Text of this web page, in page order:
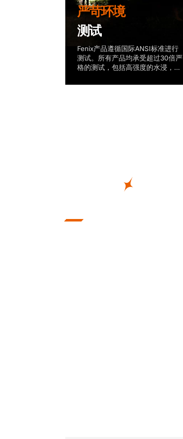
严苛环境
测试
Fenix产品遵循国际ANSI标准进行
测试。所有产品均承受超过30倍严
格的测试，包括高强度的水浸，最
各种条件或电量环境的测试